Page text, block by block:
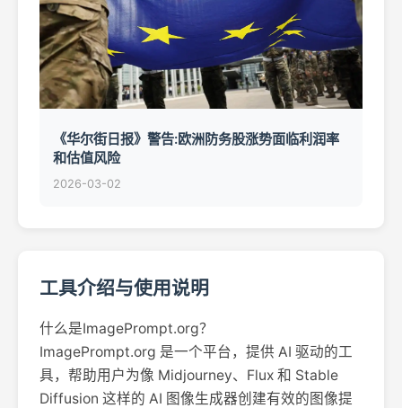
《华尔街日报》警告:欧洲防务股涨势面临利润率
和估值风险
2026-03-02
工具介绍与使用说明
什么是ImagePrompt.org？
ImagePrompt.org 是一个平台，提供 AI 驱动的工
具，帮助用户为像 Midjourney、Flux 和 Stable
Diffusion 这样的 AI 图像生成器创建有效的图像提